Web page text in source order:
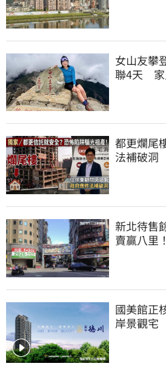
女山友攀
聯4天 家
都更爛尾
法補破洞
新北待售
賣贏八里！
國美館正
岸景觀宅